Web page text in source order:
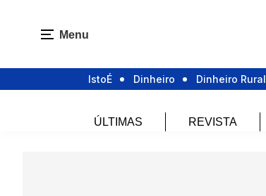
Menu
IstoÉ Dinheiro Dinheiro Rural
ÚLTIMAS REVISTA